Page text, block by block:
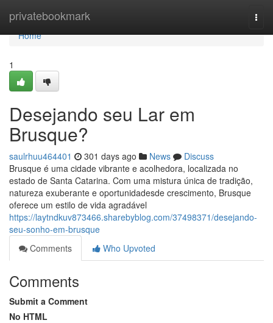
privatebookmark
Home
Home
1
Desejando seu Lar em
Brusque?
saulrhuu464401 301 days ago News
Discuss
Brusque é uma cidade vibrante e acolhedora, localizada no
estado de Santa Catarina. Com uma mistura única de tradição,
natureza exuberante e oportunidadesde crescimento, Brusque
oferece um estilo de vida agradável
https://laytndkuv873466.sharebyblog.com/37498371/desejando-
seu-sonho-em-brusque
Comments
Who Upvoted
Comments
Submit a Comment
No HTML